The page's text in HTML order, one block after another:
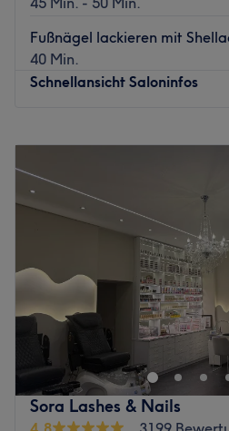
Fußnägel lackieren mit
40 Min.
Schnellansicht Saloninfos
Mittwoch
Donnerstag
Freitag
Bereit für das komplette
Beauty-Treatments, die es in
bekommst du bei Hani Beauty
Wimpernverlängerungen,
professionelle
Bedürfnis das Passende dabei.
Sora Lashes & Nails